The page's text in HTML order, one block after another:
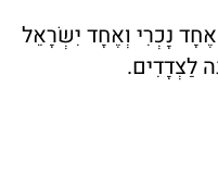
אֶחָד נָכְרִי וְאֶחָד יִשְׂרָאֵל
לַצְּדָדִים.